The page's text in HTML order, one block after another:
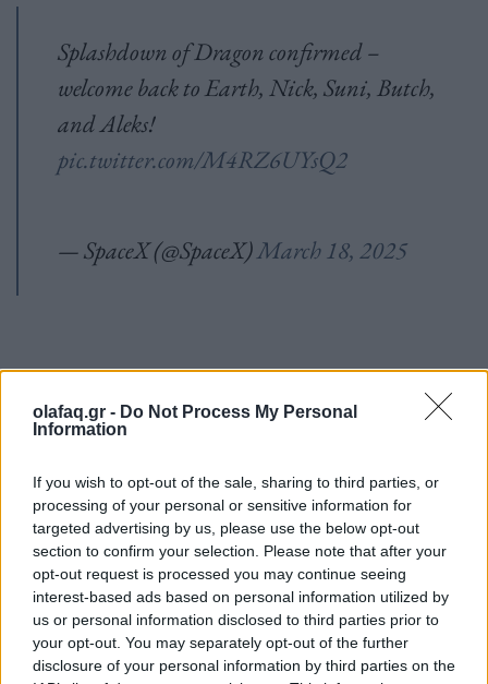
olafaq.gr - Do Not Process My Personal
Information
If you wish to opt-out of the sale, sharing to third parties, or
processing of your personal or sensitive information for
targeted advertising by us, please use the below opt-out
section to confirm your selection. Please note that after your
opt-out request is processed you may continue seeing
interest-based ads based on personal information utilized by
us or personal information disclosed to third parties prior to
your opt-out. You may separately opt-out of the further
disclosure of your personal information by third parties on the
Splashdown of Dragon confirmed –
welcome back to Earth, Nick, Suni, Butch,
and Aleks!
pic.twitter.com/M4RZ6UYsQ2
— SpaceX (@SpaceX)March 18, 2025
*Πηγή:ertnews.gr
➪Ακολουθήστε το OLAFAQ στοFacebook,Bluesky
καιInstagram.